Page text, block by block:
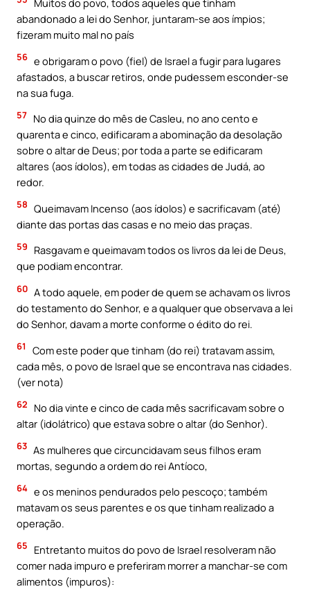
Muitos do povo, todos aqueles que tinham
abandonado a lei do Senhor, juntaram-se aos ímpios;
fizeram muito mal no país
56 e obrigaram o povo (fiel) de Israel a fugir para lugares
afastados, a buscar retiros, onde pudessem esconder-se
na sua fuga.
57 No dia quinze do mês de Casleu, no ano cento e
quarenta e cinco, edificaram a abominação da desolação
sobre o altar de Deus; por toda a parte se edificaram
altares (aos ídolos), em todas as cidades de Judá, ao
redor.
58 Queimavam Incenso (aos ídolos) e sacrificavam (até)
diante das portas das casas e no meio das praças.
59
Rasgavam e queimavam todos os livros da lei de Deus,
que podiam encontrar.
60 A todo aquele, em poder de quem se achavam os livros
do testamento do Senhor, e a qualquer que observava a lei
do Senhor, davam a morte conforme o édito do rei.
61
Com este poder que tinham (do rei) tratavam assim,
cada mês, o povo de Israel que se encontrava nas cidades.
(ver nota)
62
No dia vinte e cinco de cada mês sacrificavam sobre o
altar (idolátrico) que estava sobre o altar (do Senhor).
63 As mulheres que circuncidavam seus filhos eram
mortas, segundo a ordem do rei Antíoco,
64 e os meninos pendurados pelo pescoço; também
matavam os seus parentes e os que tinham realizado a
operação.
65
Entretanto muitos do povo de Israel resolveram não
comer nada impuro e preferiram morrer a manchar-se com
alimentos (impuros):